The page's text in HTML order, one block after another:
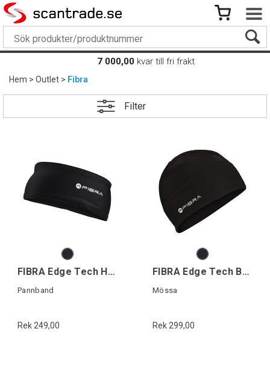
7 000,00 kvar till fri frakt
Hem>Outlet> Fibra
Filter
FIBRA Edge Tech Headband
Pannband
Rek 249,00
FIBRA Edge Tech Beanie
Mössa
Rek 299,00